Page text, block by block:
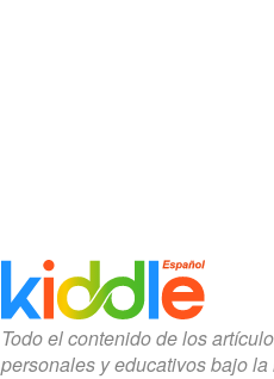
Todo el contenido de los
personales y educativos bajo